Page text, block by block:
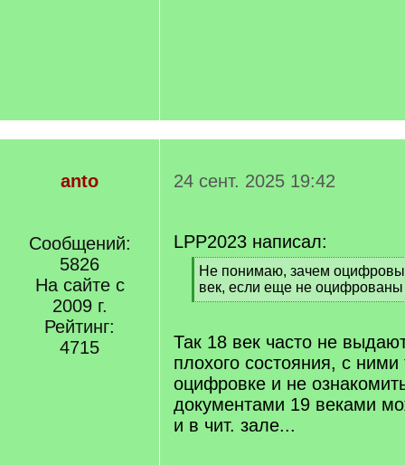
anto
Сообщений:
5826
На сайте с
2009 г.
Рейтинг:
4715
24 сент. 2025 19:42
LPP2023 написал:
[
q
]
Не понимаю, зачем
век, если еще не оцифрованы
[
q
]
Так 18 век часто не
плохого состояния, с ними
оцифровке и не
документами 19 веками
и в чит. зале...